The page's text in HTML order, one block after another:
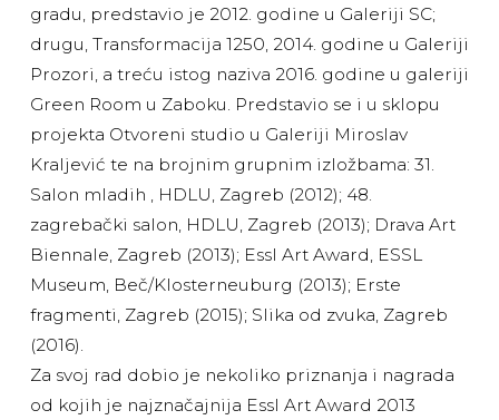
gradu, predstavio je 2012. godine u Galeriji SC;
drugu, Transformacija 1250, 2014. godine u Galeriji
Prozori, a treću istog naziva 2016. godine u galeriji
Green Room u Zaboku. Predstavio se i u sklopu
projekta Otvoreni studio u Galeriji Miroslav
Kraljević te na brojnim grupnim izložbama: 31.
Salon mladih , HDLU, Zagreb (2012); 48.
zagrebački salon, HDLU, Zagreb (2013); Drava Art
Biennale, Zagreb (2013); Essl Art Award, ESSL
Museum, Beč/Klosterneuburg (2013); Erste
fragmenti, Zagreb (2015); Slika od zvuka, Zagreb
(2016).
Za svoj rad dobio je nekoliko priznanja i nagrada
od kojih je najznačajnija Essl Art Award 2013